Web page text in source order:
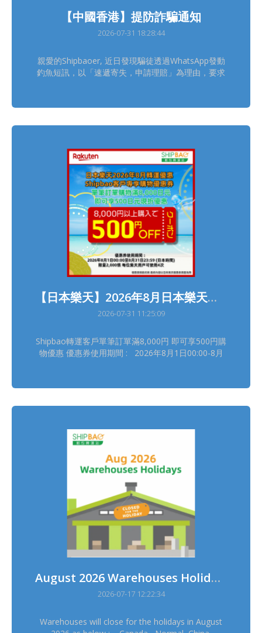
【中國香港】提防詐騙通知
2026-07-31 18:28:44
親愛的Shipbaoer, 近日發現騙徒透過WhatsApp發動
釣魚短訊，以「速遞寄失，申請理賠」為理由，要求
詢個案，具體聯絡方式可在官網獲取
盡快下載並使用「Shipbao APP」查詢及接收郵包轉
運資訊，減低受騙風險! 如有懷疑，請聯絡Shipbao客
服，謝謝。 Shipbao團隊
【日本樂天】2026年8月日本樂天轉運優惠
2026-07-31 11:25:09
Shipbao轉運客戶單筆訂單滿8,000円 即可享500円購
物優惠 優惠券使用期間 : 2026年8月1日00:00-8月
https://b.link/SBRTCoupon202608 詳情請瀏覽【樂
August 2026 Warehouses Holidays
2026-07-17 12:22:34
Warehouses will close for the holidays in August